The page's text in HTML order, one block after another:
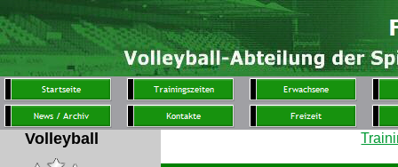
Volleyball